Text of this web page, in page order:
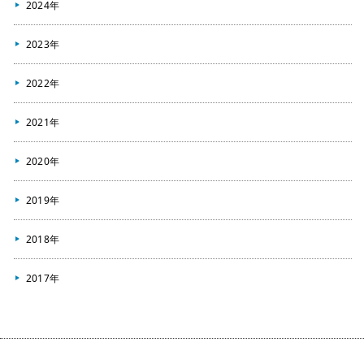
2024年
2023年
2022年
2021年
2020年
2019年
2018年
2017年